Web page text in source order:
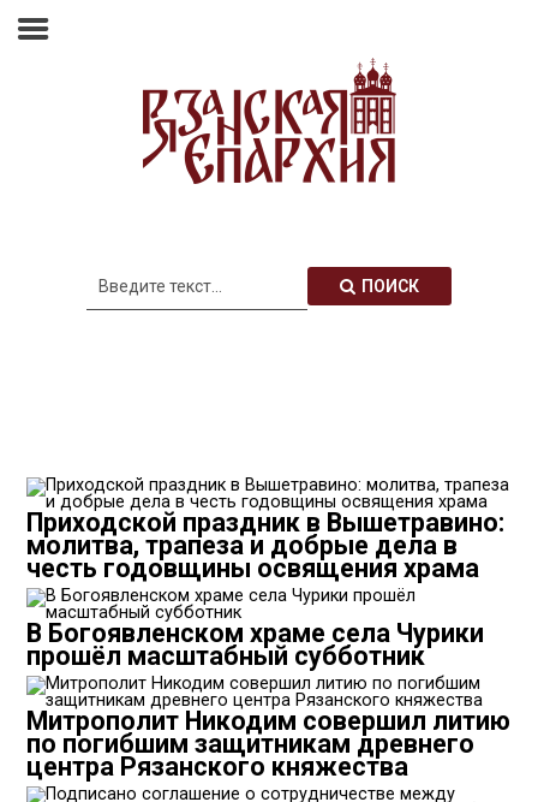
Митрополия ПОИСК
Приходской праздник в Вышетравино:
молитва, трапеза и добрые дела в
честь годовщины освящения храма
В Богоявленском храме села Чурики
прошёл масштабный субботник
Митрополит Никодим совершил литию
по погибшим защитникам древнего
центра Рязанского княжества